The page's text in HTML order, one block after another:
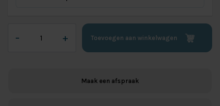
–
Jersey
+ Toevoegen aan winkelwagen
Maak een afspraak